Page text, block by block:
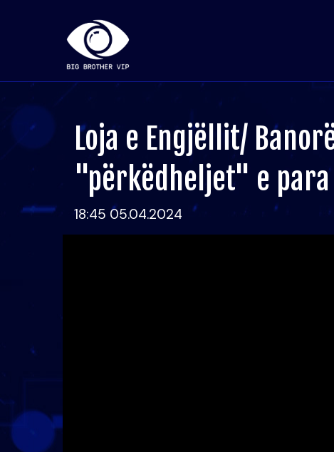
Loja e Engjëllit/
"përkëdheljet" e
18:45 05.04.2024